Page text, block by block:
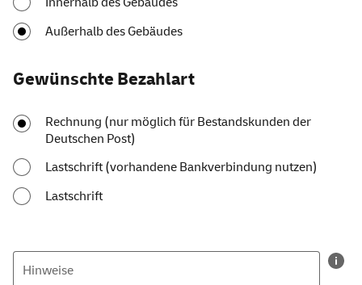
Außerhalb des Gebäudes
Gewünschte Bezahlart
Rechnung (nur möglich für Bestandskunden der
Deutschen Post)
Lastschrift (vorhandene Bankverbindung nutzen)
Lastschrift
Hinweise